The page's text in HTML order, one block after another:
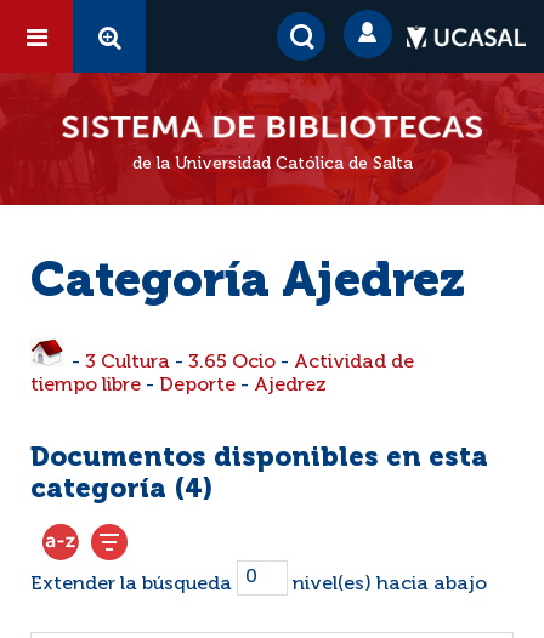
de la Universidad Católica de Salta
Categoría Ajedrez
- 3 Cultura - 3.65 Ocio - Actividad de
tiempo libre - Deporte - Ajedrez
Documentos disponibles en esta
categoría (4)
Extender la búsqueda nivel(es) hacia abajo